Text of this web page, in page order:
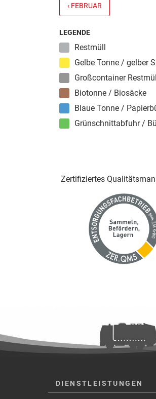
‹ FEBRUAR
LEGENDE
Restmüll
Gelbe Tonne / gelber
Großcontainer
Biotonne / Biosäcke
Blaue Tonne /
Grünschnittabfuhr /
Zertifiziertes
DIENSTLEISTUNGEN